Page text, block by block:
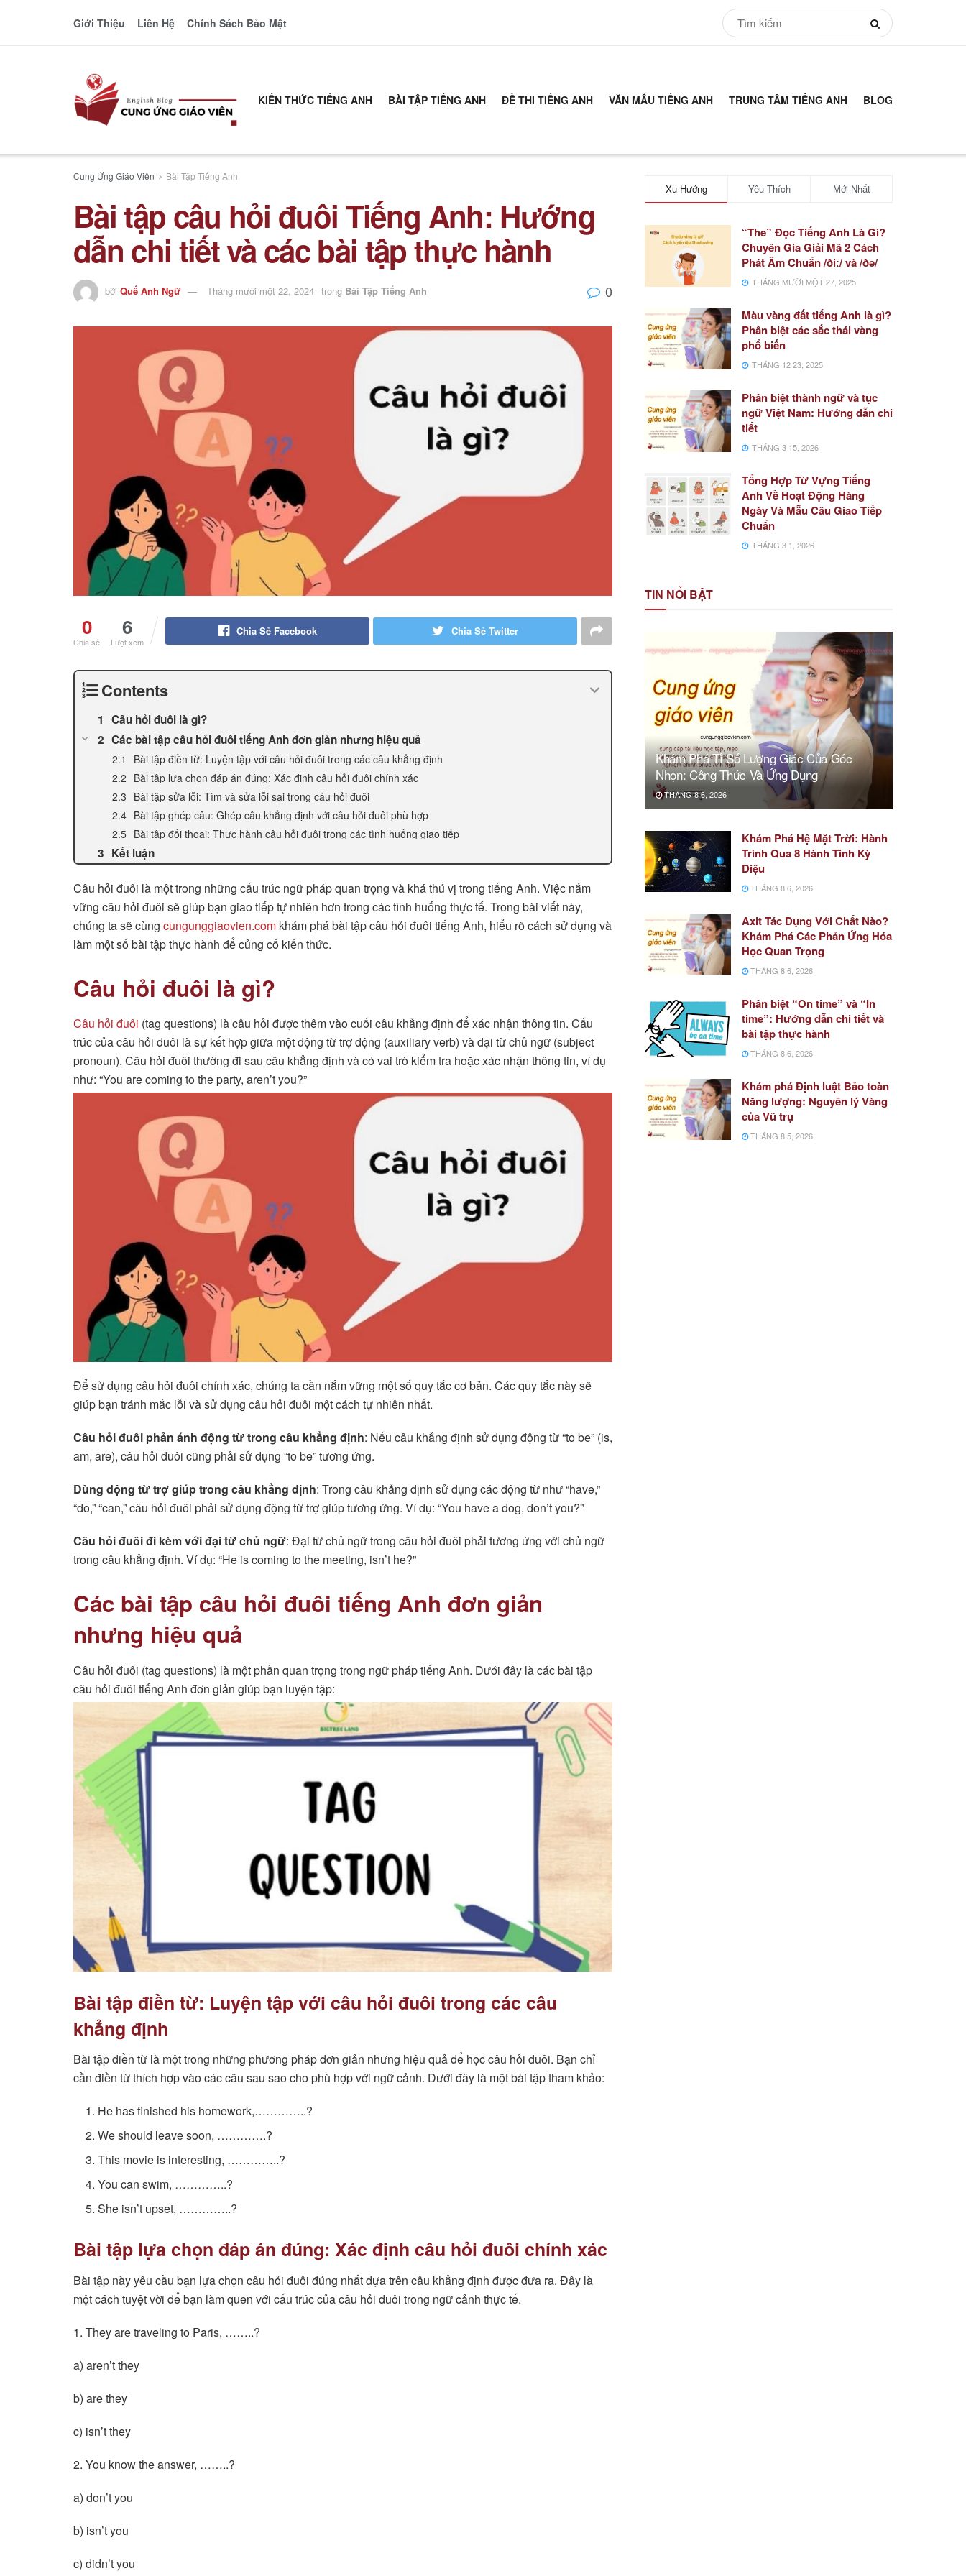
Giới Thiệu Liên Hệ Chính Sách Bảo Mật
KIẾN THỨC TIẾNG ANH BÀI TẬP TIẾNG ANH ĐỀ THI TIẾNG ANH VĂN MẪU TIẾNG ANH TRUNG TÂM TIẾNG ANH BLOG
Cung Ứng Giáo Viên Bài Tập Tiếng Anh
Bài tập câu hỏi đuôi Tiếng Anh: Hướng
dẫn chi tiết và các bài tập thực hành
bởi Quế Anh Ngữ Tháng mười một 22, 2024 trong Bài Tập Tiếng Anh 0
0
Chia sẻ
6
Lượt xem
Chia Sẻ Facebook Chia Sẻ Twitter
Contents
Câu hỏi đuôi là gì?
Các bài tập câu hỏi đuôi tiếng Anh đơn giản nhưng hiệu quả
Bài tập điền từ: Luyện tập với câu hỏi đuôi trong các câu khẳng định
Bài tập lựa chọn đáp án đúng: Xác định câu hỏi đuôi chính xác
Bài tập sửa lỗi: Tìm và sửa lỗi sai trong câu hỏi đuôi
Bài tập ghép câu: Ghép câu khẳng định với câu hỏi đuôi phù hợp
Bài tập đối thoại: Thực hành câu hỏi đuôi trong các tình huống giao tiếp
Kết luận
Câu hỏi đuôi là một trong những cấu trúc ngữ pháp quan trọng và khá thú vị trong tiếng Anh. Việc nắm
vững câu hỏi đuôi sẽ giúp bạn giao tiếp tự nhiên hơn trong các tình huống thực tế. Trong bài viết này,
chúng ta sẽ cùng cungunggiaovien.com khám phá bài tập câu hỏi đuôi tiếng Anh, hiểu rõ cách sử dụng và
làm một số bài tập thực hành để củng cố kiến thức.
Câu hỏi đuôi là gì?
Câu hỏi đuôi (tag questions) là câu hỏi được thêm vào cuối câu khẳng định để xác nhận thông tin. Cấu
trúc của câu hỏi đuôi là sự kết hợp giữa một động từ trợ động (auxiliary verb) và đại từ chủ ngữ (subject
pronoun). Câu hỏi đuôi thường đi sau câu khẳng định và có vai trò kiểm tra hoặc xác nhận thông tin, ví dụ
như: “You are coming to the party, aren’t you?”
Để sử dụng câu hỏi đuôi chính xác, chúng ta cần nắm vững một số quy tắc cơ bản. Các quy tắc này sẽ
giúp bạn tránh mắc lỗi và sử dụng câu hỏi đuôi một cách tự nhiên nhất.
Câu hỏi đuôi phản ánh động từ trong câu khẳng định: Nếu câu khẳng định sử dụng động từ “to be” (is,
am, are), câu hỏi đuôi cũng phải sử dụng “to be” tương ứng.
Dùng động từ trợ giúp trong câu khẳng định: Trong câu khẳng định sử dụng các động từ như “have,”
“do,” “can,” câu hỏi đuôi phải sử dụng động từ trợ giúp tương ứng. Ví dụ: “You have a dog, don’t you?”
Câu hỏi đuôi đi kèm với đại từ chủ ngữ: Đại từ chủ ngữ trong câu hỏi đuôi phải tương ứng với chủ ngữ
trong câu khẳng định. Ví dụ: “He is coming to the meeting, isn’t he?”
Các bài tập câu hỏi đuôi tiếng Anh đơn giản
nhưng hiệu quả
Câu hỏi đuôi (tag questions) là một phần quan trọng trong ngữ pháp tiếng Anh. Dưới đây là các bài tập
câu hỏi đuôi tiếng Anh đơn giản giúp bạn luyện tập:
Bài tập điền từ: Luyện tập với câu hỏi đuôi trong các câu
khẳng định
Bài tập điền từ là một trong những phương pháp đơn giản nhưng hiệu quả để học câu hỏi đuôi. Bạn chỉ
cần điền từ thích hợp vào các câu sau sao cho phù hợp với ngữ cảnh. Dưới đây là một bài tập tham khảo:
He has finished his homework,…………..?
We should leave soon, ………….?
This movie is interesting, …………..?
You can swim, …………..?
She isn’t upset, …………..?
Bài tập lựa chọn đáp án đúng: Xác định câu hỏi đuôi chính xác
Bài tập này yêu cầu bạn lựa chọn câu hỏi đuôi đúng nhất dựa trên câu khẳng định được đưa ra. Đây là
một cách tuyệt vời để bạn làm quen với cấu trúc của câu hỏi đuôi trong ngữ cảnh thực tế.
1. They are traveling to Paris, ……..?
a) aren’t they
b) are they
c) isn’t they
2. You know the answer, ……..?
a) don’t you
b) isn’t you
c) didn’t you
Xu Hướng Yêu Thích Mới Nhất
“The” Đọc Tiếng Anh Là Gì?
Chuyên Gia Giải Mã 2 Cách
Phát Âm Chuẩn /ðiː/ và /ðə/
THÁNG MƯỜI MỘT 27, 2025
Màu vàng đất tiếng Anh là gì?
Phân biệt các sắc thái vàng
phổ biến
THÁNG 12 23, 2025
Phân biệt thành ngữ và tục
ngữ Việt Nam: Hướng dẫn chi
tiết
THÁNG 3 15, 2026
Tổng Hợp Từ Vựng Tiếng
Anh Về Hoạt Động Hàng
Ngày Và Mẫu Câu Giao Tiếp
Chuẩn
THÁNG 3 1, 2026
TIN NỔI BẬT
Khám Phá Tỉ Số Lượng Giác Của Góc
Nhọn: Công Thức Và Ứng Dụng
THÁNG 8 6, 2026
Khám Phá Hệ Mặt Trời: Hành
Trình Qua 8 Hành Tinh Kỳ
Diệu
THÁNG 8 6, 2026
Axit Tác Dụng Với Chất Nào?
Khám Phá Các Phản Ứng Hóa
Học Quan Trọng
THÁNG 8 6, 2026
Phân biệt “On time” và “In
time”: Hướng dẫn chi tiết và
bài tập thực hành
THÁNG 8 6, 2026
Khám phá Định luật Bảo toàn
Năng lượng: Nguyên lý Vàng
của Vũ trụ
THÁNG 8 5, 2026